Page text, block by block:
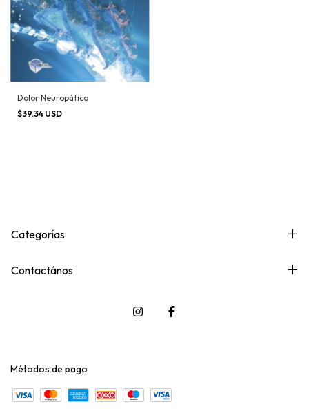
Dolor Neuropático
$39.34 USD
Categorías
Contactános
Métodos de pago